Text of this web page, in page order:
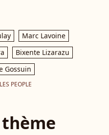
Marc Lavoine
Bixente Lizarazu
Gossuin
PEOPLE